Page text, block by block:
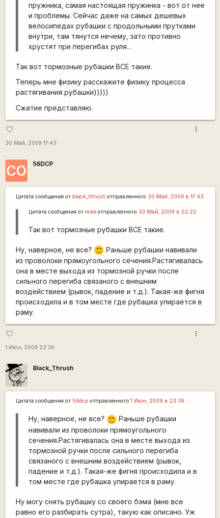
пружника, самая настоящая пружинка - вот от нее
и проблемы. Сейчас даже на самых дешевых
велосипедах рубашки с продольными прутками
внутри, там тянутся нечему, зато противно
хрустят при перегибах руля...
Так вот тормозные рубашки ВСЕ такие.
Теперь мне физику расскажите физику процесса
растягивания рубашки)))))
Сжатие представляю.
favorite_border
30 Май, 2009 17:43
more_vert
CO 56DCP
Цитата сообщения от black_thrush отправленного 30 Май, 2009 в 17:43
Цитата сообщения от mikeотправленного 30 Май, 2009 в 02:22
Так вот тормозные рубашки ВСЕ такие.
Ну, наверное, не все? :)
Раньше рубашки навивали
из проволоки прямоугольного сечения.Растягивалась
она в месте выхода из тормозной ручки после
сильного перегиба связаного с внешним
воздействием (рывок, падение и т.д.). Такая-же фигня
происходила и в том месте где рубашка упирается в
раму.
favorite_border
1 Июн, 2009 23:36
more_vert
Black_Thrush
Цитата сообщения от 56dcp отправленного 1 Июн, 2009 в 23:36
Ну, наверное, не все? :)
Раньше рубашки
навивали из проволоки прямоугольного
сечения.Растягивалась она в месте выхода из
тормозной ручки после сильного перегиба
связаного с внешним воздействием (рывок,
падение и т.д.). Такая-же фигня происходила и в
том месте где рубашка упирается в раму.
Ну могу снять рубашку со своего бэма (мне все
равно его разбирать сутра), такую как описано. Уж